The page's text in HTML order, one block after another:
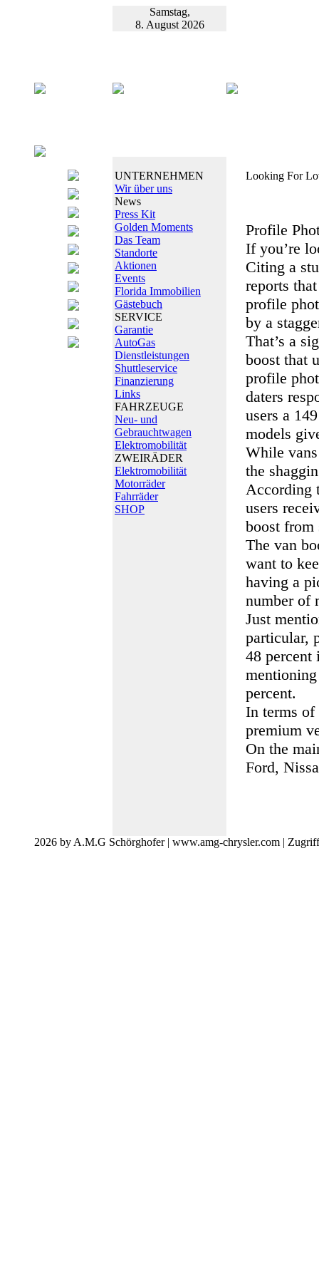
Samstag,
8. August 2026
UNTERNEHMEN
Wir über uns
News
Press Kit
Golden Moments
Das Team
Standorte
Aktionen
Events
Florida Immobilien
Gästebuch
SERVICE
Garantie
AutoGas
Dienstleistungen
Shuttleservice
Finanzierung
Links
FAHRZEUGE
Neu- und
Gebrauchtwagen
Elektromobilität
ZWEIRÄDER
Elektromobilität
Motorräder
Fahrräder
SHOP
Looking For
Profile
If you’re
Citing a
reports
profile
by a
That’s a
boost that
profile
daters
users a
models
While
the
According
users
boost from
The van
want to
having a
number of
Just
particular,
48 percent
percent.
In terms of
premium
On the
Ford,
2026 by A.M.G Schörghofer | www.amg-chrysler.com |